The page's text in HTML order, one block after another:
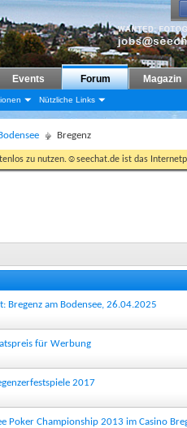
Events Forum
Nützliche Links
Magazin
Bregenz
zu nutzen.☺seechat.de ist das
am Bodensee, 26.04.2025
für Werbung
2017
Poker Championship 2013 im Casino